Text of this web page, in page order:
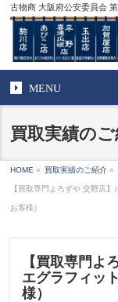
古物商 大阪府公安委員会
MENU
買取実績の
HOME » 買取実績のご紹介 »
【買取専門よろずや 交野店
お客様）
【買取専門よ
エグラフィッ
様）